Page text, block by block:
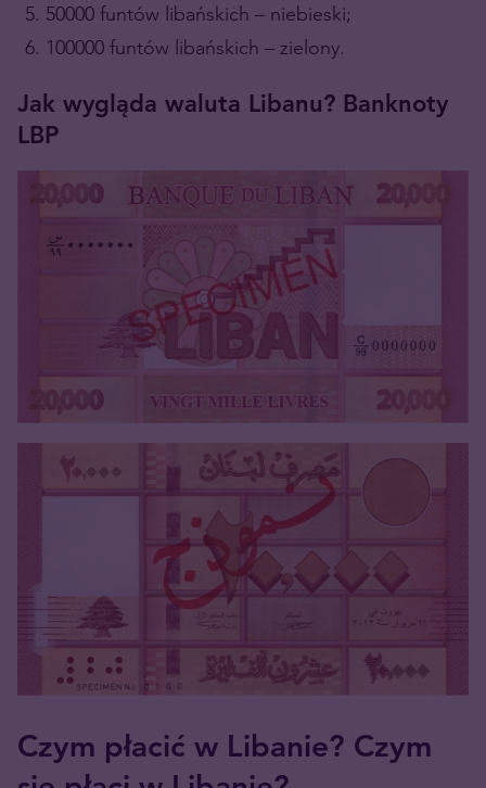
50000 funtów libańskich – niebieski;
100000 funtów libańskich – zielony.
Jak wygląda waluta Libanu? Banknoty
LBP
Czym płacić w Libanie? Czym